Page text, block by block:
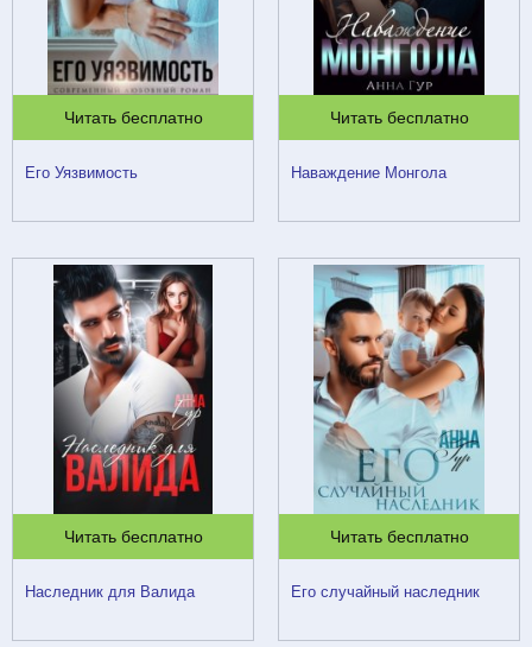
Читать бесплатно
Его Уязвимость
Читать бесплатно
Наваждение Монгола
Читать бесплатно
Наследник для Валида
Читать бесплатно
Его случайный наследник